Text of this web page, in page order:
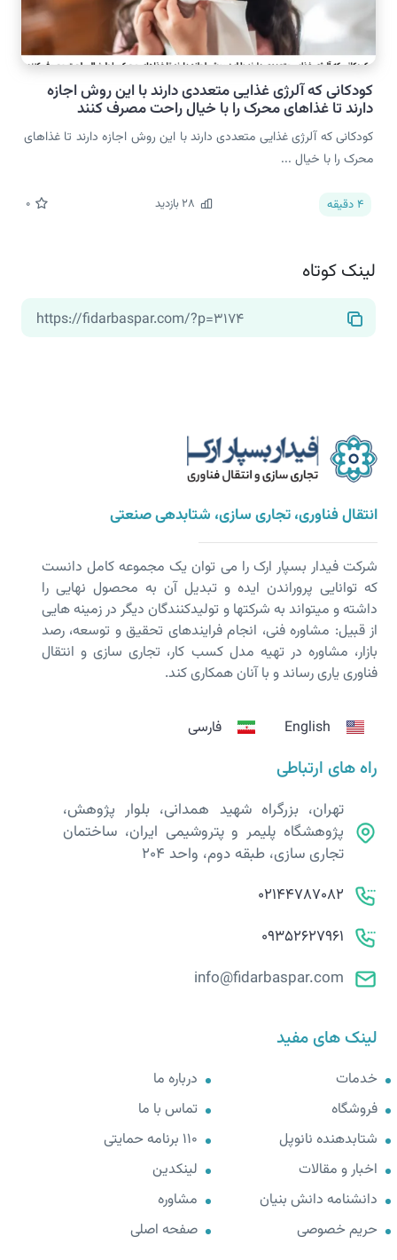
کودکانی که آلرژی غذایی متعددی دارند با این روش اجازه
دارند تا غذاهای محرک را با خیال راحت مصرف کنند
کودکانی که آلرژی غذایی متعددی دارند با این روش اجازه دارند تا غذاهای
محرک را با خیال ...
4 دقیقه 28 بازدید 0
لینک کوتاه
انتقال فناوری، تجاری سازی، شتابدهی صنعتی
شرکت فیدار بسپار ارک را می توان یک مجموعه کامل دانست
که توانایی پروراندن ایده و تبدیل آن به محصول نهایی را
داشته و می­تواند به شرکت­ها و تولیدکنندگان دیگر در زمینه هایی
از قبیل: مشاوره فنی، انجام فرایندهای تحقیق و توسعه، رصد
بازار، مشاوره در تهیه مدل کسب کار، تجاری سازی و انتقال
فناوری یاری رساند و با آنان همکاری کند.
English فارسی
راه های ارتباطی
تهران، بزرگراه شهید همدانی، بلوار پژوهش،
پژوهشگاه پلیمر و پتروشیمی ایران، ساختمان
تجاری سازی، طبقه دوم، واحد 204
02144787082
09352627961
info@fidarbaspar.com
لینک های مفید
خدمات
فروشگاه
شتابدهنده نانوپل
اخبار و مقالات
دانشنامه دانش بنیان
حریم خصوصی
درباره ما
تماس با ما
110 برنامه حمایتی
لینکدین
مشاوره
صفحه اصلی